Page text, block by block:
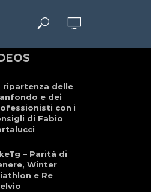
ripartenza delle
e dei
con i
di Fabio
– Parità di
Winter
e Re